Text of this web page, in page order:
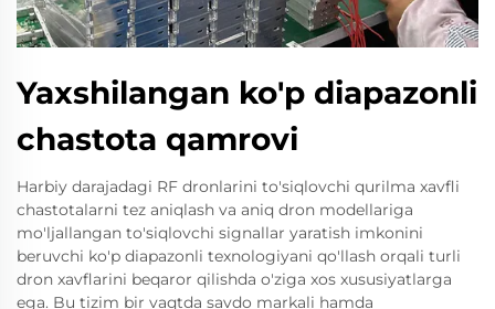
Yaxshilangan ko'p diapazonli
chastota qamrovi
Harbiy darajadagi RF dronlarini to'siqlovchi qurilma xavfli
chastotalarni tez aniqlash va aniq dron modellariga
mo'ljallangan to'siqlovchi signallar yaratish imkonini
beruvchi ko'p diapazonli texnologiyani qo'llash orqali turli
dron xavflarini beqaror qilishda o'ziga xos xususiyatlarga
ega. Bu tizim bir vaqtda savdo markali hamda